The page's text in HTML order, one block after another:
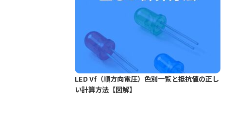
LED Vf（順方向電圧）色別一覧と抵抗値の正し
い計算方法【図解】